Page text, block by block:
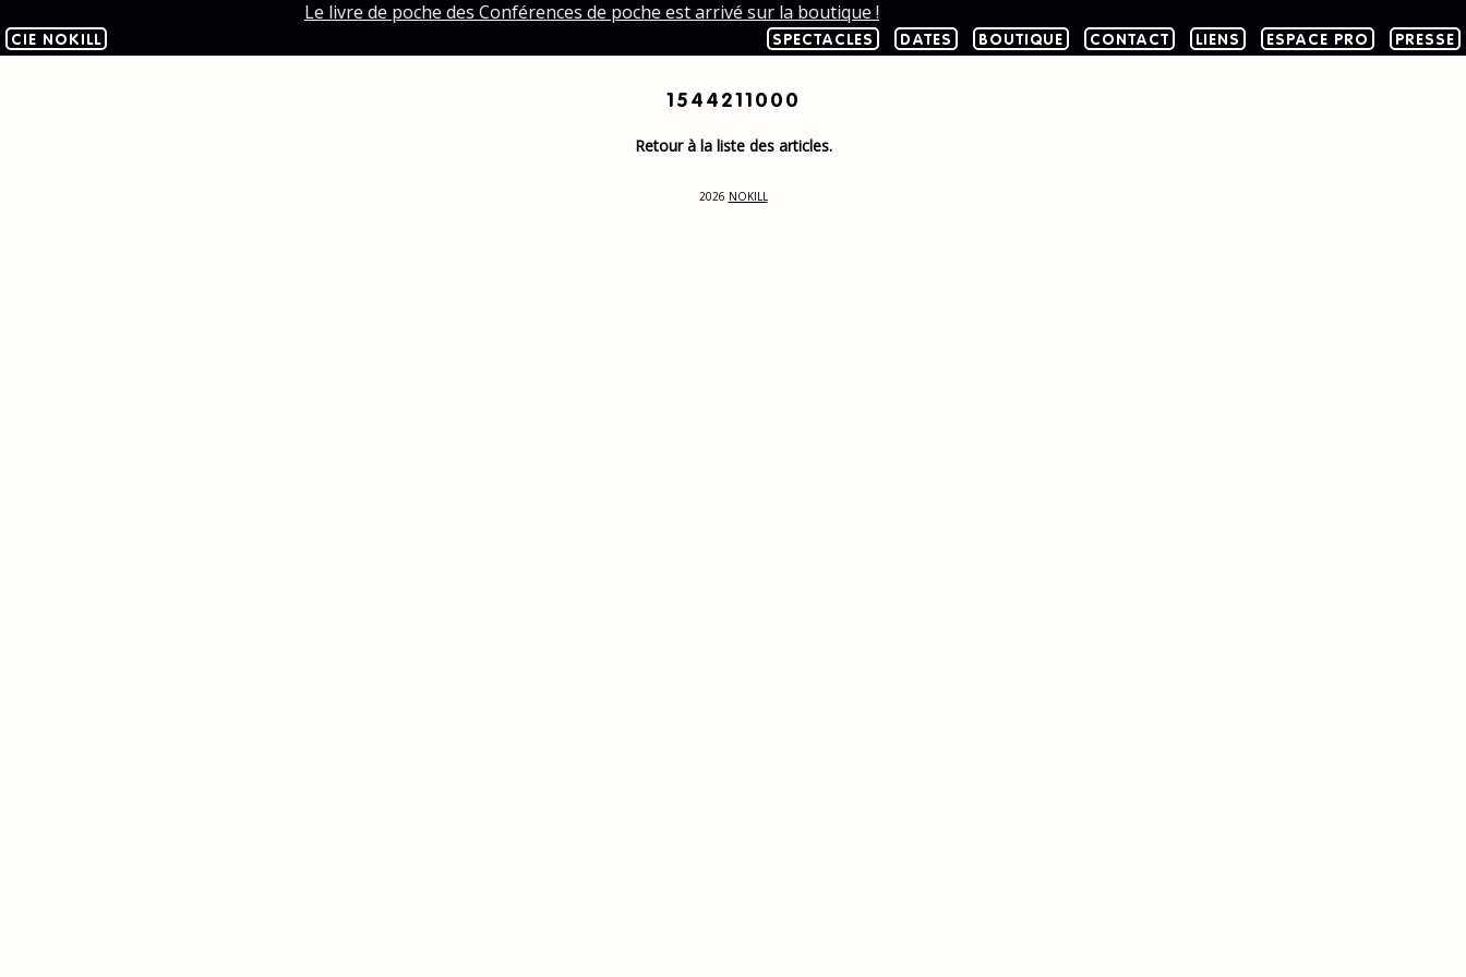
Le livre de poche des Conférences de poche est arrivé sur la boutique !
CIE NOKILL SPECTACLES DATES BOUTIQUE CONTACT LIENS ESPACE PRO PRESSE
1544211000
Retour à la liste des articles.
2026 NOKILL